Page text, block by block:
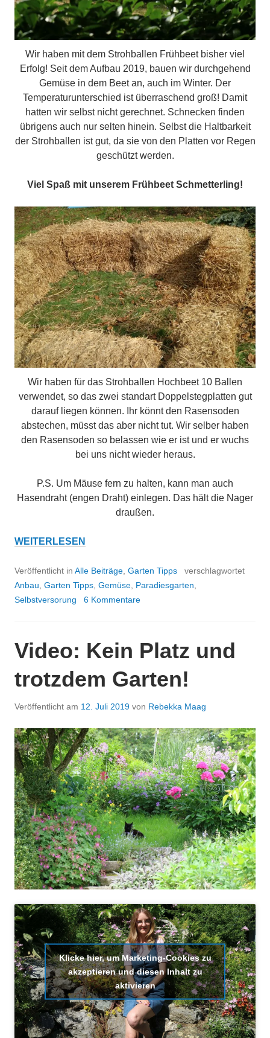
Wir haben mit dem Strohballen Frühbeet bisher viel
Erfolg! Seit dem Aufbau 2019, bauen wir durchgehend
Gemüse in dem Beet an, auch im Winter. Der
Temperaturunterschied ist überraschend groß! Damit
hatten wir selbst nicht gerechnet. Schnecken finden
übrigens auch nur selten hinein. Selbst die Haltbarkeit
der Strohballen ist gut, da sie von den Platten vor Regen
geschützt werden.
Viel Spaß mit unserem Frühbeet Schmetterling!
Wir haben für das Strohballen Hochbeet 10 Ballen
verwendet, so das zwei standart Doppelstegplatten gut
darauf liegen können. Ihr könnt den Rasensoden
abstechen, müsst das aber nicht tut. Wir selber haben
den Rasensoden so belassen wie er ist und er wuchs
bei uns nicht wieder heraus.
P.S. Um Mäuse fern zu halten, kann man auch
Hasendraht (engen Draht) einlegen. Das hält die Nager
draußen.
WIR
EIN
FRÜHBEET
AUS
WEITERLESEN
Veröffentlicht in Alle Beiträge Garten Tipps
verschlagwortet
Anbau Garten Tipps Gemüse Paradiesgarten
Selbstversorung
6 Kommentare
Video: Kein Platz und
trotzdem Garten!
Veröffentlicht am 12. Juli 2019 von Rebekka Maag
Klicke hier, um Marketing-Cookies zu
akzeptieren und diesen Inhalt zu
aktivieren